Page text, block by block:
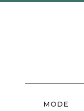
MODE